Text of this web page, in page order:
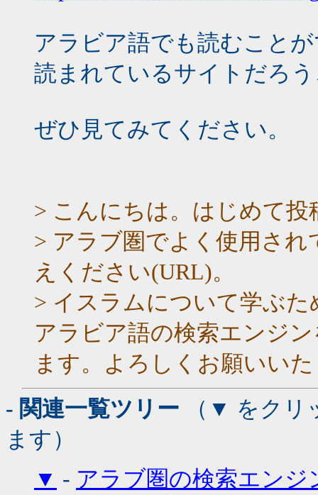
アラビア語でも読むこと
読まれているサイトだろ
ぜひ見てみてください。
> こんにちは。はじめて投
> アラブ圏でよく使用さ
えください(URL)。
> イスラムについて学ぶ
アラビア語の検索エンジ
ます。よろしくお願いい
- 関連一覧ツリー （▼ をクリ
ます）
▼ - アラブ圏の検索エンジ